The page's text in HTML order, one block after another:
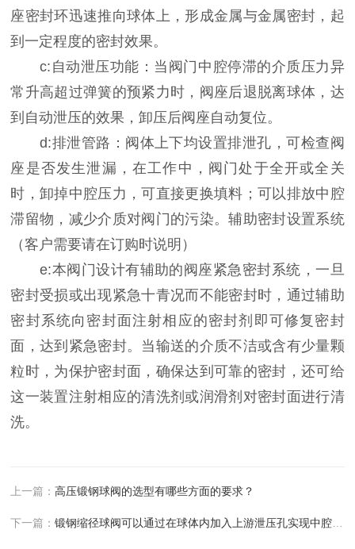
座密封环迅速推向球体上，形成金属与金属密封，起
到一定程度的密封效果。
c:自动泄压功能：当阀门中腔停滞的介质压力异
常升高超过弹簧的预紧力时，阀座后退脱离球体，达
到自动泄压的效果，卸压后阀座自动复位。
d:排泄管路：阀体上下均设置排泄孔，可检查阀
座是否发生泄漏，在工作中，阀门处于全开或全关
时，卸掉中腔压力，可直接更换填料；可以排放中腔
滞留物，减少介质对阀门的污染。辅助密封设置系统
（客户需要请在订购时说明）
e:本阀门设计有辅助的阀座紧急密封系统，一旦
密封受损或出现紧急十青况而不能密封时，通过辅助
密封系统向密封面注射相应的密封剂即可修复密封
面，达到紧急密封。当输送的介质不洁或含有少量颗
粒时，为保护密封面，确保达到可靠的密封，还可给
这一装置注射相应的清洗剂或润滑剂对密封面进行清
洗。
上一篇：高压锻钢球阀的选型有哪些方面的要求？
下一篇：锻钢缩径球阀可以通过在球体内加入上游泄压孔实现中腔泄压